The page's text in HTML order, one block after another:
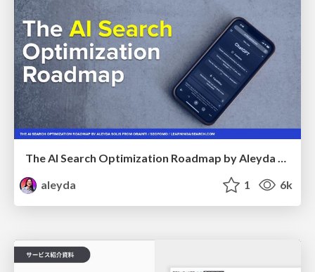
The AI Search Optimization Roadmap by Aleyda Solis
aleyda
1 6k